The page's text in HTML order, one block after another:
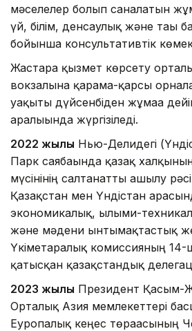
мәселелер болып саналатын
үй, білім, денсаулық және тағы
бойынша консультативтік
Жастарға қызмет көрсету
вокзалына қарама-қарсы
уақыты дүйсенбіден жұмаға
аралығында жүргізіледі.
2022 жылы Нью-Делидегі
Парк саябағында қазақ
мүсінінің салтанатты ашылу
Қазақстан мен Үндістан
экономикалық, ғылыми-
және мәдени ынтымақтастық
Үкіметаралық комиссияның
қатысқан қазақстандық
2023 жылы Президент Қасым-
Орталық Азия мемлекеттері
Еуропалық кеңес төрағасының